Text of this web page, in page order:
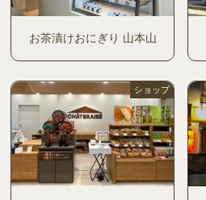
お茶漬けおにぎり 山本山
ショップ